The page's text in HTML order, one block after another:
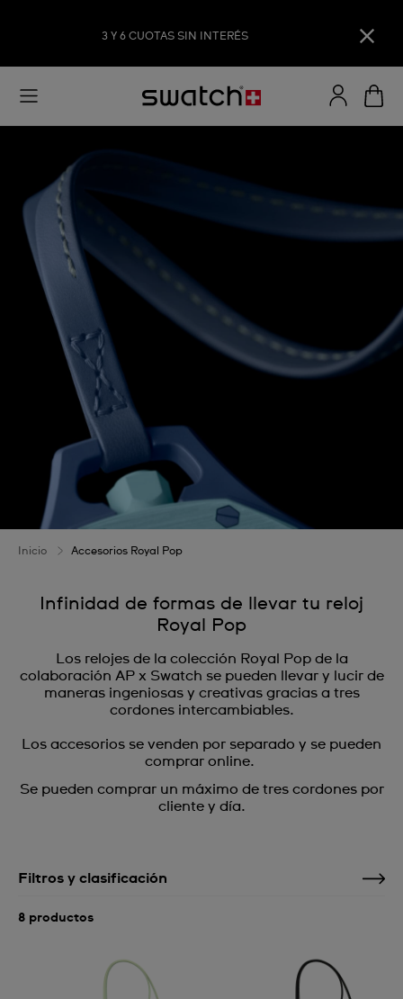
3 Y 6 CUOTAS SIN INTERÉS
Inicio Accesorios Royal Pop
Infinidad de formas de llevar tu reloj
Royal Pop
Los relojes de la colección Royal Pop de la
colaboración AP x Swatch se pueden llevar y lucir de
maneras ingeniosas y creativas gracias a tres
cordones intercambiables.
Los accesorios se venden por separado y se pueden
comprar online.
Se pueden comprar un máximo de tres cordones por
cliente y día.
Filtros y clasificación
8 productos